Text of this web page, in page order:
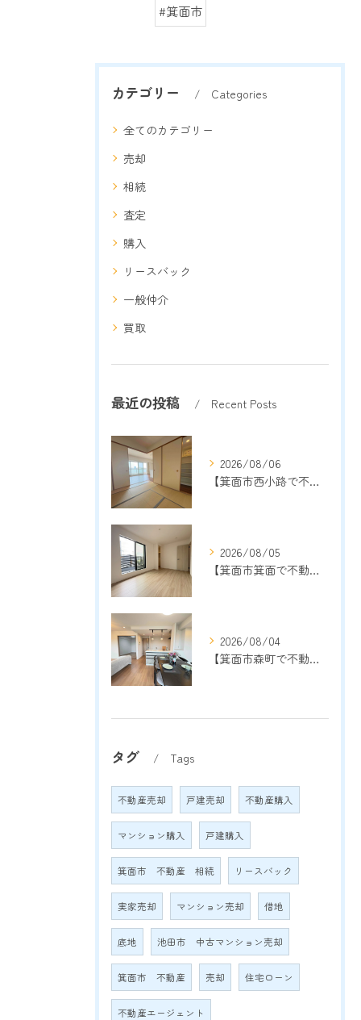
#箕面市
カテゴリー Categories
全てのカテゴリー
売却
相続
査定
購入
リースバック
一般仲介
買取
最近の投稿 Recent Posts
2026/08/06
【箕面市西小路で不動産売却をご検討中の方へ】地域密着13年以上の売却専門店が成功のポイントを解説
2026/08/05
【箕面市箕面で不動産売却をご検討中の方へ】地域密着13年以上の売却専門店が売却成功のポイントを解説
2026/08/04
【箕面市森町で不動産売却をご検討中の方へ】地域密着13年以上の売却専門店が成功のポイントを解説
タグ Tags
不動産売却 戸建売却 不動産購入
マンション購入 戸建購入
箕面市 不動産 相続 リースバック
実家売却 マンション売却 借地
底地 池田市 中古マンション売却
箕面市 不動産 売却 住宅ローン
不動産エージェント